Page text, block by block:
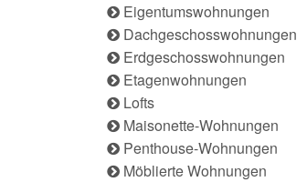
Eigentumswohnungen
Dachgeschosswohnungen
Erdgeschosswohnungen
Etagenwohnungen
Lofts
Maisonette-Wohnungen
Penthouse-Wohnungen
Möblierte Wohnungen